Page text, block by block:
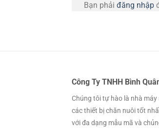
Bạn phải đăng nhập
Công Ty TNHH Bình
Chúng tôi tự hào là nhà máy
các thiết bị chăn nuôi tốt
với đa dạng mẫu mã và